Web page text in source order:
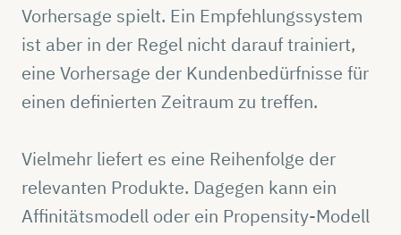
Vorhersage spielt. Ein Empfehlungssystem
ist aber in der Regel nicht darauf trainiert,
eine Vorhersage der Kundenbedürfnisse für
einen definierten Zeitraum zu treffen.
Vielmehr liefert es eine Reihenfolge der
relevanten Produkte. Dagegen kann ein
Affinitätsmodell oder ein Propensity-Modell